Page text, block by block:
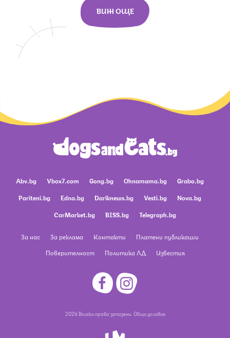
ВИЖ ОЩЕ
Abv.bg Vbox7.com Gong.bg Ohnamama.bg
Grabo.bg
Pariteni.bg
Edna.bg Dariknews.bg Vesti.bg
Nova.bg
CarMarket.bg
BISS.bg Telegraph.bg
За нас За реклама Контакти
Платени публикации
Поверителност
Политика ЛД Известия
2026 Всички права запазени. Общи условия